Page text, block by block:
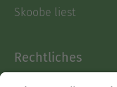
Skoobe liest
Rechtliches